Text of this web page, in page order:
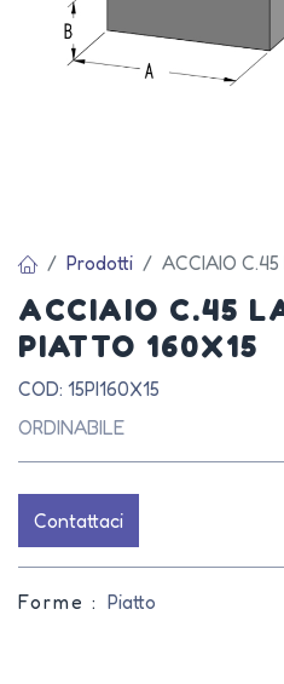
Prodotti ACCIAIO
ACCIAIO C.45
PIATTO 160X15
COD: 15PI160X15
ORDINABILE
Contattaci
Forme : Piatto